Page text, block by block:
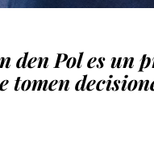
den Pol es un
tomen